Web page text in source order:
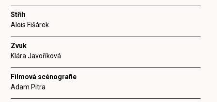
Střih
Alois Fišárek
Zvuk
Klára Javoříková
Filmová scénografie
Adam Pitra